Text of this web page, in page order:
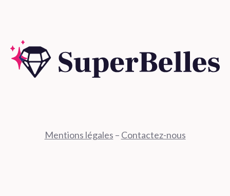
Mentions légales – Contactez-nous